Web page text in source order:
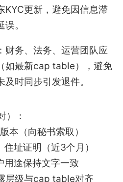
KYC更新，避免因信息滞
。
：财务、法务、运营团队应
如最新cap table），避免
及时同步引发退件。
）：
本（向秘书索取）
址证明（近3个月）
用途保持文字一致
层级与cap table对齐